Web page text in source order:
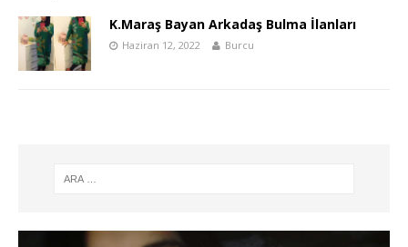
K.Maraş Bayan Arkadaş Bulma İlanları
Haziran 12, 2022 Burcu